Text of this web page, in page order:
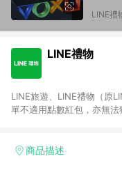
LINE禮
LINE禮物
LINE旅遊、LINE禮物（原
單不適用點數紅包，亦無法
商品描述